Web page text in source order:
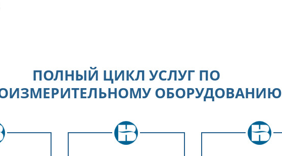
ПОЛНЫЙ ЦИКЛ УСЛУГ ПО
ОБОРУДОВАНИЮ